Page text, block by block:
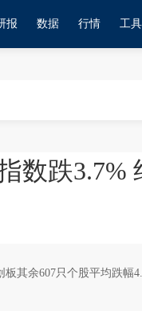
报 数据 行情 工具
数跌3.7%
其余607只个股平均跌幅